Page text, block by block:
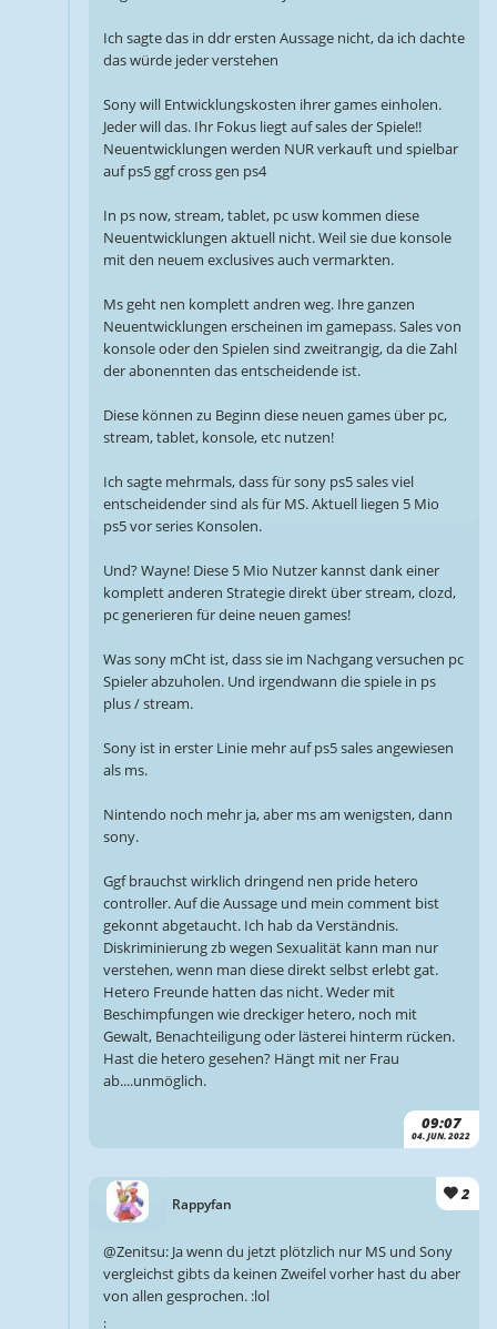
09:07
04. JUN. 2022
Ich sagte das in ddr ersten Aussage nicht, da ich dachte
das würde jeder verstehen
Sony will Entwicklungskosten ihrer games einholen.
Jeder will das. Ihr Fokus liegt auf sales der Spiele!!
Neuentwicklungen werden NUR verkauft und spielbar
auf ps5 ggf cross gen ps4
In ps now, stream, tablet, pc usw kommen diese
Neuentwicklungen aktuell nicht. Weil sie due konsole
mit den neuem exclusives auch vermarkten.
Ms geht nen komplett andren weg. Ihre ganzen
Neuentwicklungen erscheinen im gamepass. Sales von
konsole oder den Spielen sind zweitrangig, da die Zahl
der abonennten das entscheidende ist.
Diese können zu Beginn diese neuen games über pc,
stream, tablet, konsole, etc nutzen!
Ich sagte mehrmals, dass für sony ps5 sales viel
entscheidender sind als für MS. Aktuell liegen 5 Mio
ps5 vor series Konsolen.
Und? Wayne! Diese 5 Mio Nutzer kannst dank einer
komplett anderen Strategie direkt über stream, clozd,
pc generieren für deine neuen games!
Was sony mCht ist, dass sie im Nachgang versuchen pc
Spieler abzuholen. Und irgendwann die spiele in ps
plus / stream.
Sony ist in erster Linie mehr auf ps5 sales angewiesen
als ms.
Nintendo noch mehr ja, aber ms am wenigsten, dann
sony.
Ggf brauchst wirklich dringend nen pride hetero
controller. Auf die Aussage und mein comment bist
gekonnt abgetaucht. Ich hab da Verständnis.
Diskriminierung zb wegen Sexualität kann man nur
verstehen, wenn man diese direkt selbst erlebt gat.
Hetero Freunde hatten das nicht. Weder mit
Beschimpfungen wie dreckiger hetero, noch mit
Gewalt, Benachteiligung oder lästerei hinterm rücken.
Hast die hetero gesehen? Hängt mit ner Frau
ab....unmöglich.
Rappyfan
2
@Zenitsu: Ja wenn du jetzt plötzlich nur MS und Sony
vergleichst gibts da keinen Zweifel vorher hast du aber
von allen gesprochen. :lol
: